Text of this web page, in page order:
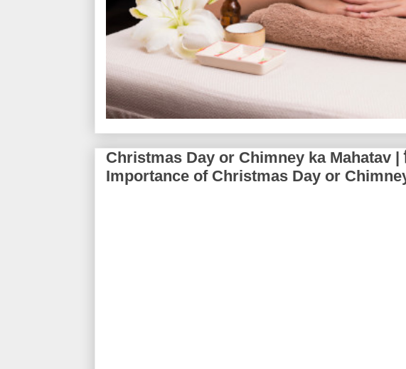
Christmas Day or Chimney ka Mahatav |
Importance of Christmas Day or